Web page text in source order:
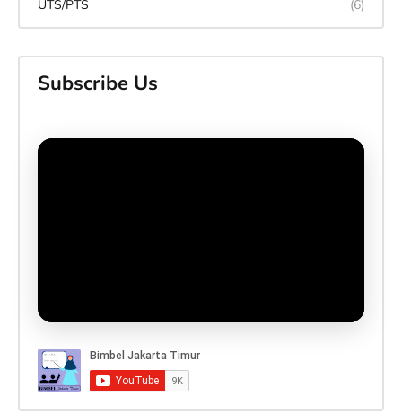
UTS/PTS
(6)
Subscribe Us